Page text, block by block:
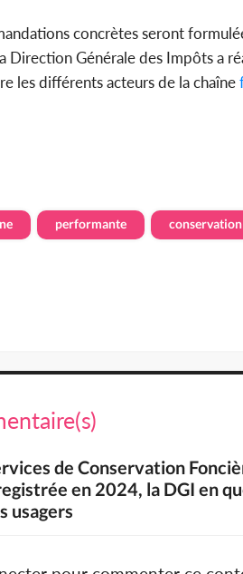
concrètes seront
Direction Générale des Impôts a
les différents acteurs de la chaîne
performante conservation
de Conservation
en 2024, la DGI en
usagers